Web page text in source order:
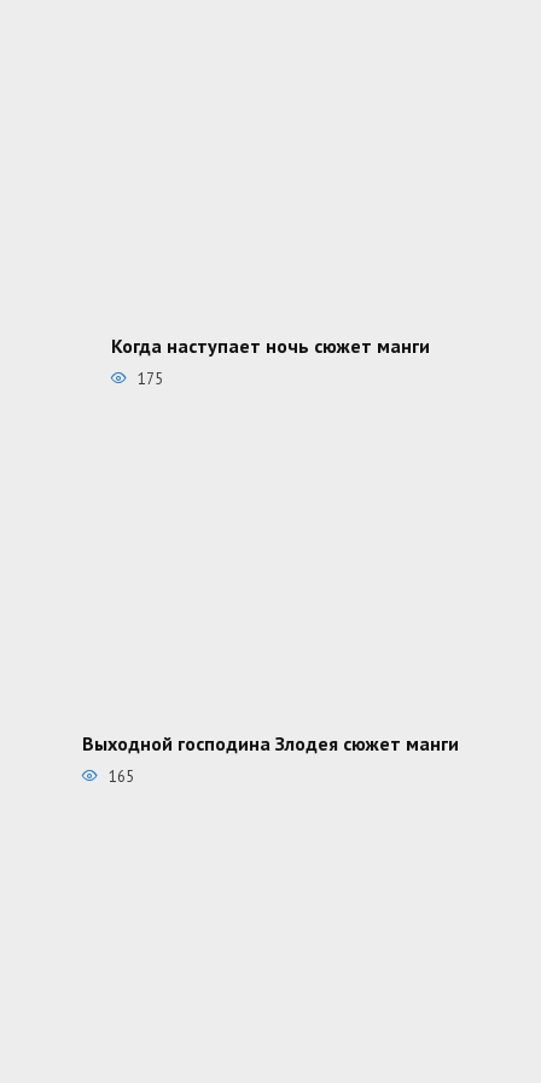
Когда наступает ночь сюжет манги
175
Выходной господина Злодея сюжет манги
165